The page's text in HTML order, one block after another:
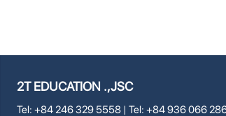
2T EDUCATION .,JSC
Tel: +84 246 329 5558 | Tel: +84 936 066